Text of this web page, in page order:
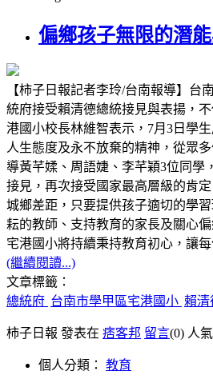
偏鄉孩子無限的潛
【柿子日報記者李玲/台南報導】台
統府接受賴清德總統接見與表揚，
港國小校長林維智表示，7月3日學
人生態度及永不放棄的精神，從眾
導黃芊媃、周語婕、李芊穎3位同學
接見，再次接受國家最高層級的肯
城鄉差距，只要提供孩子適切的學
耘的教師、支持教育的家長及關心
宅港國小將持續秉持教育初心，讓
(繼續閱讀...)
文章標籤：
總統府 台南市學甲區宅港國小 賴清
柿子日報 發表在 痞客邦 留言(0) 人
個人分類： 教育